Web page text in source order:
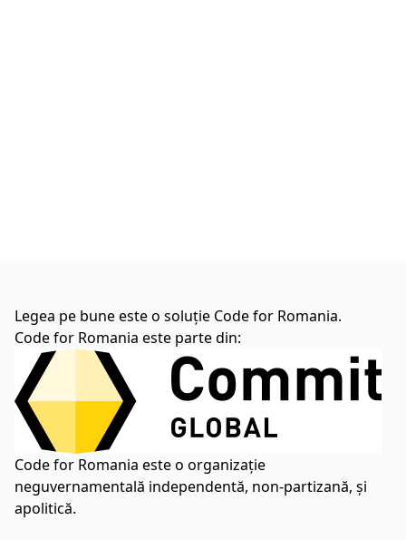
Legea pe bune este o soluție Code for Romania.
Code for Romania este parte din:
Code for Romania este o organizație
neguvernamentală independentă, non-partizană, și
apolitică.